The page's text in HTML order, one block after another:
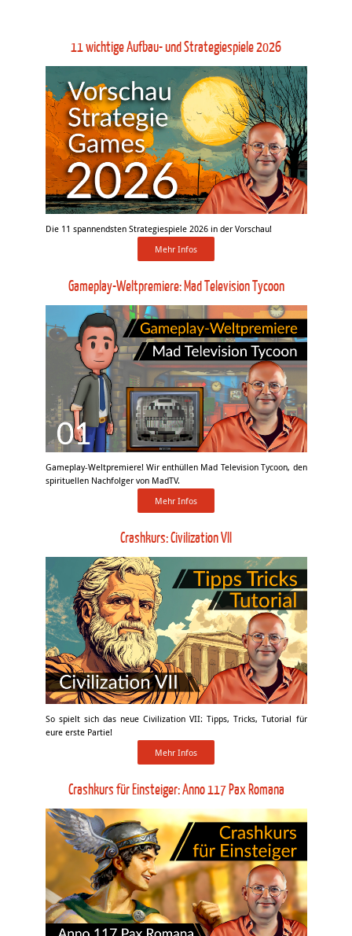
11 wichtige Aufbau- und Strategiespiele 2026
Die 11 spannendsten Strategiespiele 2026 in der Vorschau!
Mehr Infos
Gameplay-Weltpremiere: Mad Television Tycoon
Gameplay-Weltpremiere! Wir enthüllen Mad Television Tycoon, den
spirituellen Nachfolger von MadTV.
Mehr Infos
Crashkurs: Civilization VII
So spielt sich das neue Civilization VII: Tipps, Tricks, Tutorial für
eure erste Partie!
Mehr Infos
Crashkurs für Einsteiger: Anno 117 Pax Romana